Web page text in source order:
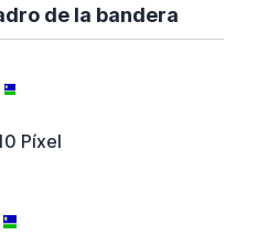
de la bandera
Píxel